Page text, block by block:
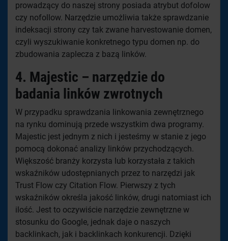
prowadzący do naszej strony posiada atrybut dofolow
czy nofollow. Narzędzie umożliwia także sprawdzanie
indeksacji strony czy tak zwane harvestowanie domen,
czyli wyszukiwanie konkretnego typu domen np. do
zbudowania zaplecza z bazą linków.
4. Majestic – narzędzie do
badania linków zwrotnych
W przypadku sprawdzania linkowania zewnętrznego
na rynku dominują przede wszystkim dwa programy.
Majestic jest jednym z nich i jesteśmy w stanie z jego
pomocą dokonać analizy linków przychodzących.
Większość branży korzysta lub korzystała z takich
wskaźników udostępnianych przez to narzędzi jak
Trust Flow czy Citation Flow. Pierwszy z tych
wskaźników określa jakość linków, drugi natomiast ich
ilość. Jest to oczywiście narzędzie zewnętrzne w
stosunku do Google, jednak daje o naszych
backlinkach, jak i backlinkach konkurencji. Dzięki